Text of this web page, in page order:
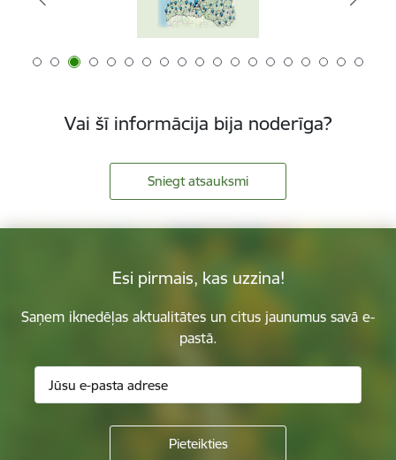
Vai šī informācija bija noderīga?
Sniegt atsauksmi
Esi pirmais, kas uzzina!
Saņem iknedēļas aktualitātes un citus jaunumus savā e-
pastā.